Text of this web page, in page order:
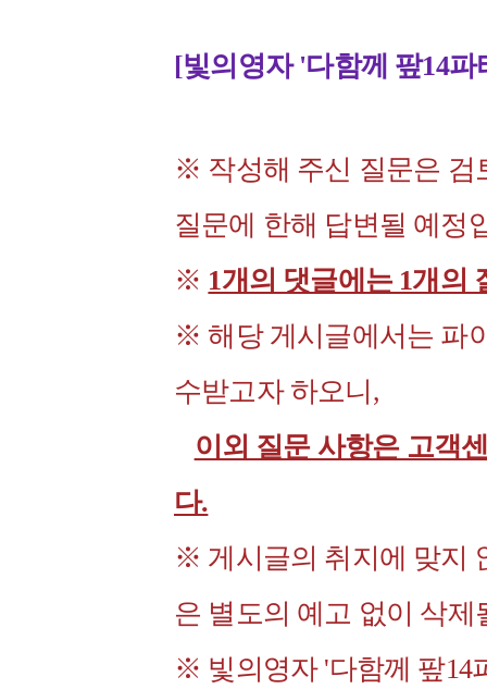
[빛의영자 '다함께 팦14
※ 작성해 주신 질문은 검
질문에 한해 답변될 예정
※ 1개의 댓글에는 1개의
※ 해당 게시글에서는 파
수받고자 하오니,
이외 질문 사항은 고객
다.
※ 게시글의 취지에 맞지
은 별도의 예고 없이 삭제
※ 빛의영자 '다함께 팦14